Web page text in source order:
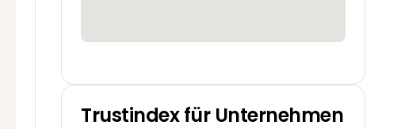
Trustindex für Unternehmen